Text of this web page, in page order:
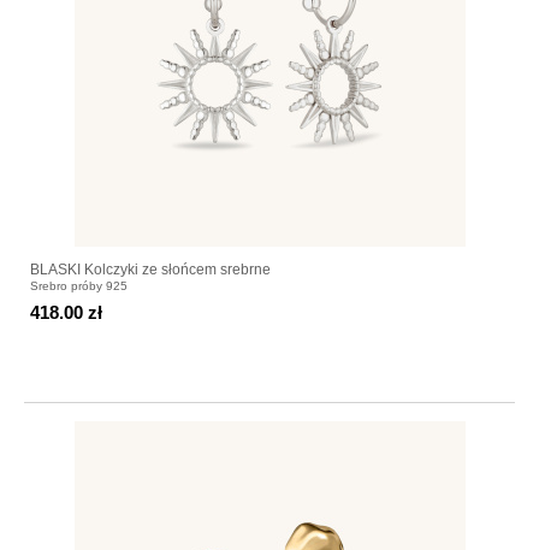
BLASKI Kolczyki ze słońcem srebrne
Srebro próby 925
418.00 zł